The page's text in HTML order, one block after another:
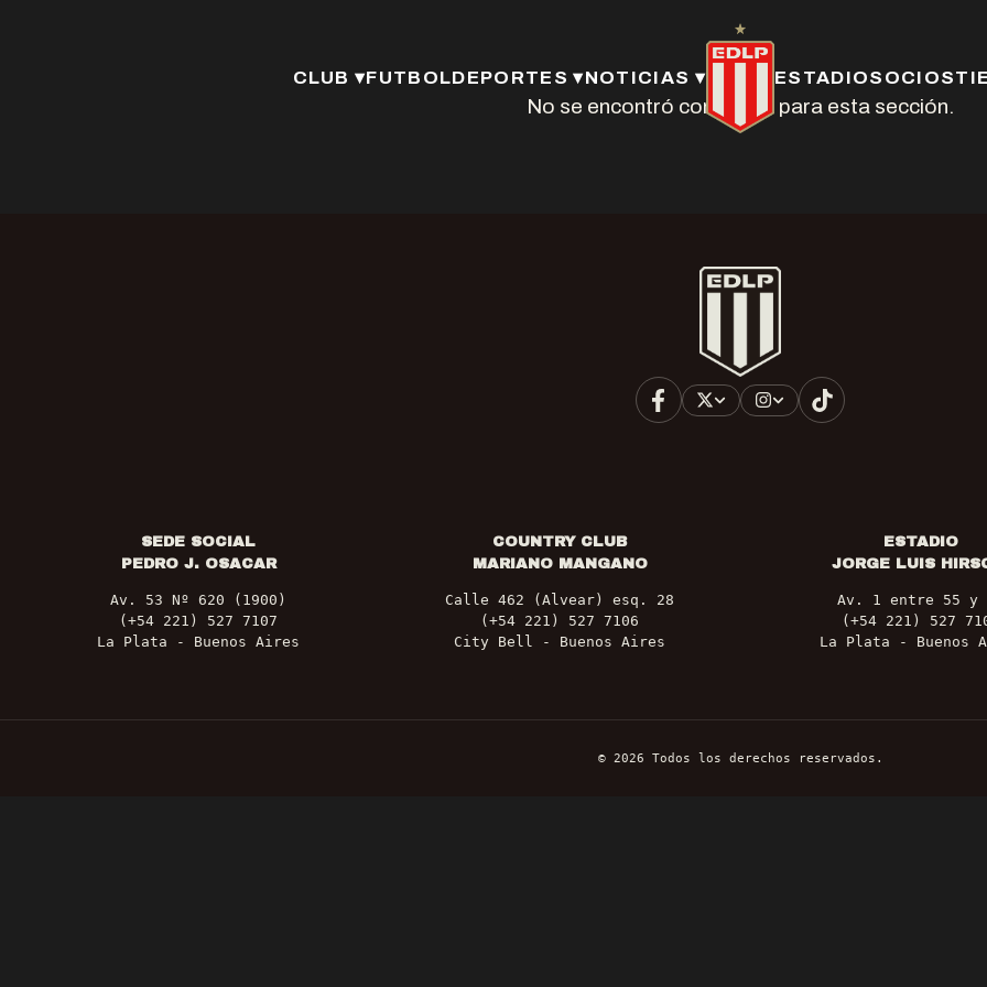
CLUB ▾FUTBOLDEPORTES ▾NOTICIAS ▾ ESTADIOSOCIOS
No se encontró contenido para esta sección.
SEDE SOCIAL
PEDRO J. OSACAR
Av. 53 Nº 620 (1900)
(+54 221) 527 7107
La Plata - Buenos Aires
COUNTRY CLUB
MARIANO MANGANO
Calle 462 (Alvear) esq. 28
(+54 221) 527 7106
City Bell - Buenos Aires
ESTADIO
JORGE LUIS
Av. 1 entre 55 y
(+54 221) 527
La Plata - Buenos
© 2026 Todos los derechos reservados.